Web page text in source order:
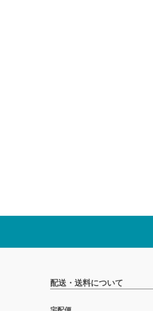
配送・送料について